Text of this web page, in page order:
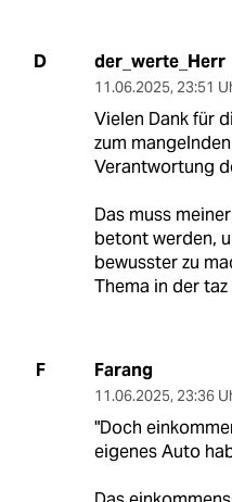
D der_werte_Herr
11.06.2025, 23:51
Vielen Dank für
zum
Verantwortung
Das muss
betont werden,
bewusster zu
Thema in der
F Farang
11.06.2025, 23:36
"Doch
eigenes Auto